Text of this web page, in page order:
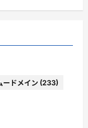
ードメイン (233)